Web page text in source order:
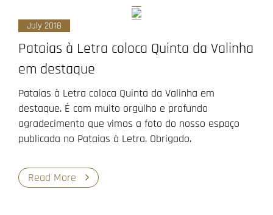
July 2018
Pataias à Letra coloca Quinta da Valinha
em destaque
Pataias à Letra coloca Quinta da Valinha em
destaque. É com muito orgulho e profundo
agradecimento que vimos a foto do nosso espaço
publicada no Pataias à Letra. Obrigado.
Read More